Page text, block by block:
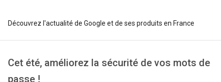
Découvrez l'actualité de Google et de ses produits en France
Cet été, améliorez la sécurité de vos mots de
passe !